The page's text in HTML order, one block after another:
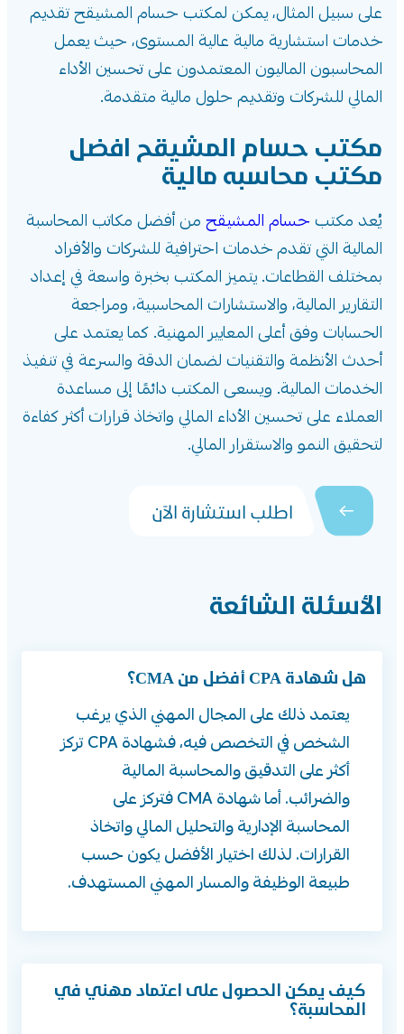
على سبيل المثال، يمكن لمكتب حسام المشيقح تقديم
خدمات استشارية مالية عالية المستوى، حيث يعمل
المحاسبون الماليون المعتمدون على تحسين الأداء
المالي للشركات وتقديم حلول مالية متقدمة.
مكتب حسام المشيقح افضل
مكتب محاسبه مالية
يُعد مكتب حسام المشيقح من أفضل مكاتب المحاسبة
المالية التي تقدم خدمات احترافية للشركات والأفراد
بمختلف القطاعات. يتميز المكتب بخبرة واسعة في إعداد
التقارير المالية، والاستشارات المحاسبية، ومراجعة
الحسابات وفق أعلى المعايير المهنية. كما يعتمد على
أحدث الأنظمة والتقنيات لضمان الدقة والسرعة في تنفيذ
الخدمات المالية. ويسعى المكتب دائمًا إلى مساعدة
العملاء على تحسين الأداء المالي واتخاذ قرارات أكثر كفاءة
لتحقيق النمو والاستقرار المالي.
اطلب استشارة الآن
الأسئلة الشائعة
هل شهادة CPA أفضل من CMA؟
يعتمد ذلك على المجال المهني الذي يرغب
الشخص في التخصص فيه، فشهادة CPA تركز
أكثر على التدقيق والمحاسبة المالية
والضرائب. أما شهادة CMA فتركز على
المحاسبة الإدارية والتحليل المالي واتخاذ
القرارات. لذلك اختيار الأفضل يكون حسب
طبيعة الوظيفة والمسار المهني المستهدف.
كيف يمكن الحصول على اعتماد مهني في
المحاسبة؟